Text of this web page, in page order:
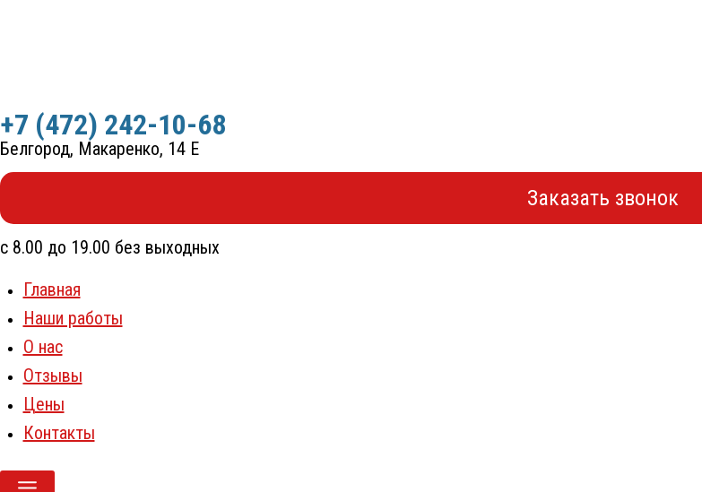
+7 (472) 242-10-68
Белгород, Макаренко, 14 Е
Заказать звонок
с 8.00 до 19.00 без выходных
Главная
Наши работы
О нас
Отзывы
Цены
Контакты